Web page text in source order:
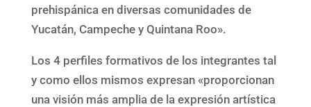
prehispánica en diversas comunidades de
Yucatán, Campeche y Quintana Roo».
Los 4 perfiles formativos de los integrantes tal
y como ellos mismos expresan «proporcionan
una visión más amplia de la expresión artística